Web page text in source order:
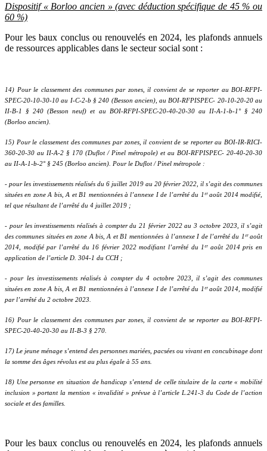
Dispositif « Borloo ancien » (avec déduction spécifique de 45 % ou
60 %)
Pour les baux conclus ou renouvelés en 2024, les plafonds annuels
de ressources applicables dans le secteur social sont :
14) Pour le classement des communes par zones, il convient de se reporter au BOI-RFPI-
SPEC-20-10-30-10 au I-C-2-b § 240 (Besson ancien), au BOI-RFPISPEC- 20-10-20-20 au
II-B-1 § 240 (Besson neuf) et au BOI-RFPI-SPEC-20-40-20-30 au II-A-1-b-1° § 240
(Borloo ancien).
15) Pour le classement des communes par zones, il convient de se reporter au BOI-IR-RICI-
360-20-30 au II-A-2 § 170 (Duflot / Pinel métropole) et au BOI-RFPISPEC- 20-40-20-30
au II-A-1-b-2° § 245 (Borloo ancien). Pour le Duflot / Pinel métropole :
- pour les investissements réalisés du 6 juillet 2019 au 20 février 2022, il s’agit des communes
situées en zone A bis, A et B1 mentionnées à l’annexe I de l’arrêté du 1ᵉʳaoût 2014 modifié,
tel que résultant de l’arrêté du 4 juillet 2019 ;
- pour les investissements réalisés à compter du 21 février 2022 au 3 octobre 2023, il s’agit
des communes situées en zone A bis, A et B1 mentionnées à l’annexe I de l’arrêté du 1ᵉʳaoût
2014, modifié par l’arrêté du 16 février 2022 modifiant l’arrêté du 1ᵉʳ août 2014 pris en
application de l’article D. 304-1 du CCH ;
- pour les investissements réalisés à compter du 4 octobre 2023, il s’agit des communes
situées en zone A bis, A et B1 mentionnées à l’annexe I de l’arrêté du 1ᵉʳaoût 2014, modifié
par l’arrêté du 2 octobre 2023.
16) Pour le classement des communes par zones, il convient de se reporter au BOI-RFPI-
SPEC-20-40-20-30 au II-B-3 § 270.
17) Le jeune ménage s’entend des personnes mariées, pacsées ou vivant en concubinage dont
la somme des âges révolus est au plus égale à 55 ans.
18) Une personne en situation de handicap s’entend de celle titulaire de la carte « mobilité
inclusion » portant la mention « invalidité » prévue à l’article L.241-3 du Code de l’action
sociale et des familles.
Pour les baux conclus ou renouvelés en 2024, les plafonds annuels